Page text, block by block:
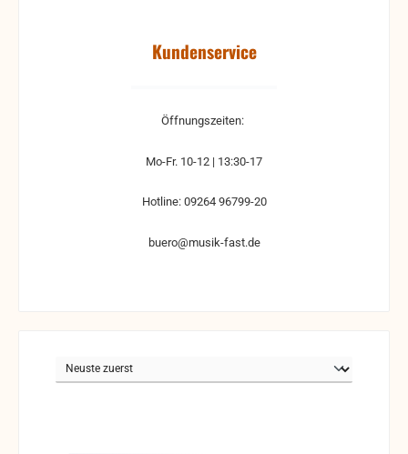
Kundenservice
Öffnungszeiten:
Mo-Fr. 10-12 | 13:30-17
Hotline: 09264 96799-20
buero@musik-fast.de